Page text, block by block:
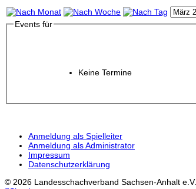
Events für
Keine Termine
Anmeldung als Spielleiter
Anmeldung als Administrator
Impressum
Datenschutzerklärung
© 2026 Landesschachverband Sachsen-Anhalt e.V.